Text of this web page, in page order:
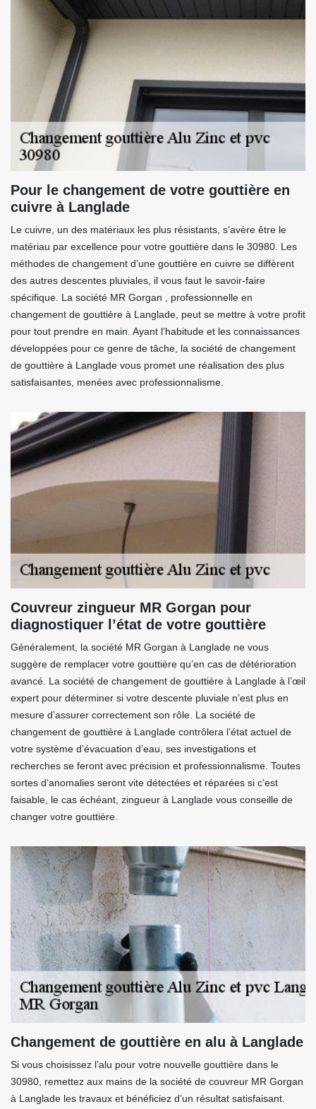
Pour le changement de votre gouttière en
cuivre à Langlade
Le cuivre, un des matériaux les plus résistants, s’avère être le
matériau par excellence pour votre gouttière dans le 30980. Les
méthodes de changement d’une gouttière en cuivre se diffèrent
des autres descentes pluviales, il vous faut le savoir-faire
spécifique. La société MR Gorgan , professionnelle en
changement de gouttière à Langlade, peut se mettre à votre profit
pour tout prendre en main. Ayant l’habitude et les connaissances
développées pour ce genre de tâche, la société de changement
de gouttière à Langlade vous promet une réalisation des plus
satisfaisantes, menées avec professionnalisme.
Couvreur zingueur MR Gorgan pour
diagnostiquer l’état de votre gouttière
Généralement, la société MR Gorgan à Langlade ne vous
suggère de remplacer votre gouttière qu’en cas de détérioration
avancé. La société de changement de gouttière à Langlade à l’œil
expert pour déterminer si votre descente pluviale n’est plus en
mesure d’assurer correctement son rôle. La société de
changement de gouttière à Langlade contrôlera l’état actuel de
votre système d’évacuation d’eau, ses investigations et
recherches se feront avec précision et professionnalisme. Toutes
sortes d’anomalies seront vite détectées et réparées si c’est
faisable, le cas échéant, zingueur à Langlade vous conseille de
changer votre gouttière.
Changement de gouttière en alu à Langlade
Si vous choisissez l’alu pour votre nouvelle gouttière dans le
30980, remettez aux mains de la société de couvreur MR Gorgan
à Langlade les travaux et bénéficiez d’un résultat satisfaisant.